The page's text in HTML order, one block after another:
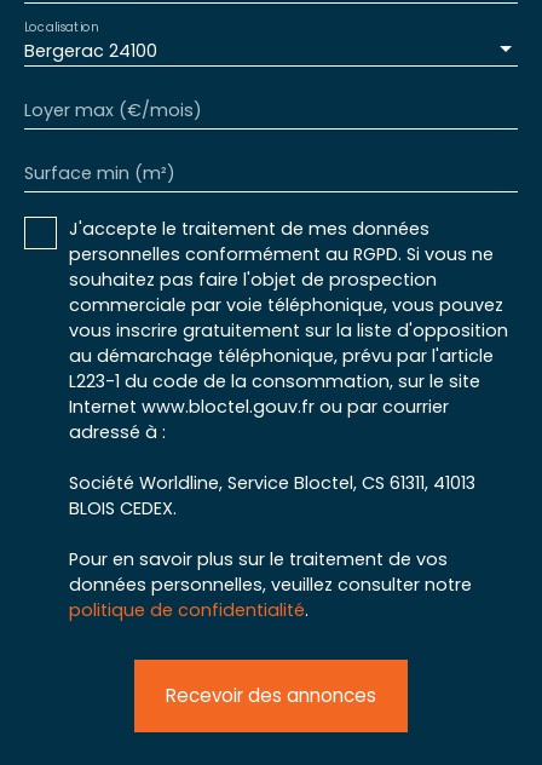
Bergerac 24100
Localisation
Loyer max (€/mois)
Surface min (m²)
J'accepte le traitement de mes données
personnelles conformément au RGPD. Si vous ne
souhaitez pas faire l'objet de prospection
commerciale par voie téléphonique, vous pouvez
vous inscrire gratuitement sur la liste d'opposition
au démarchage téléphonique, prévu par l'article
L223-1 du code de la consommation, sur le site
Internet www.bloctel.gouv.fr ou par courrier
adressé à :
Société Worldline, Service Bloctel, CS 61311, 41013
BLOIS CEDEX.
Pour en savoir plus sur le traitement de vos
données personnelles, veuillez consulter notre
politique de confidentialité.
Recevoir des annonces